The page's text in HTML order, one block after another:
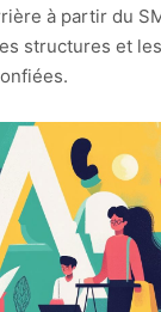
à partir du
structures et les